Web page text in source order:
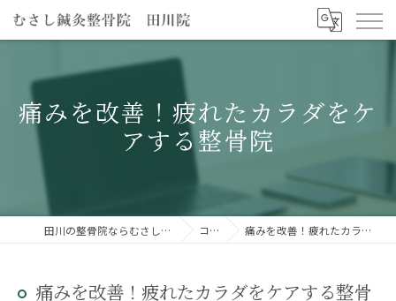
痛みを改善！疲れたカラダをケ
アする整骨院
田川の整骨院ならむさし鍼灸整骨院 田川院 コラム 痛みを改善！疲れたカラダをケアする整骨院
痛みを改善！疲れたカラダをケアする整骨